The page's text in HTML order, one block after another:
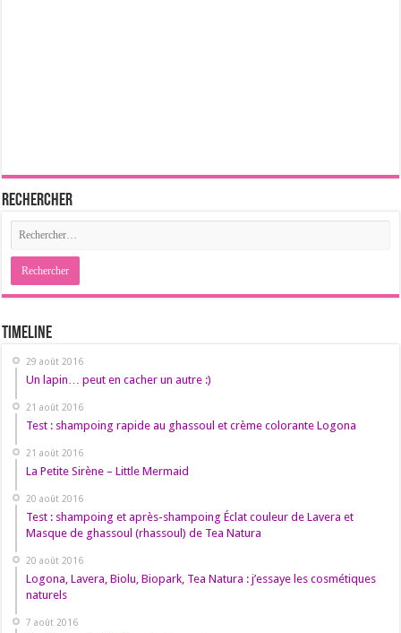
Rechercher
Timeline
29 août 2016
Un lapin… peut en cacher un autre :)
21 août 2016
Test : shampoing rapide au ghassoul et crème colorante Logona
21 août 2016
La Petite Sirène – Little Mermaid
20 août 2016
Test : shampoing et après-shampoing Éclat couleur de Lavera et
Masque de ghassoul (rhassoul) de Tea Natura
20 août 2016
Logona, Lavera, Biolu, Biopark, Tea Natura : j’essaye les cosmétiques
naturels
7 août 2016